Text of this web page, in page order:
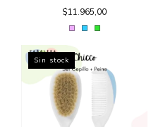
$11.965,00
Sin stock